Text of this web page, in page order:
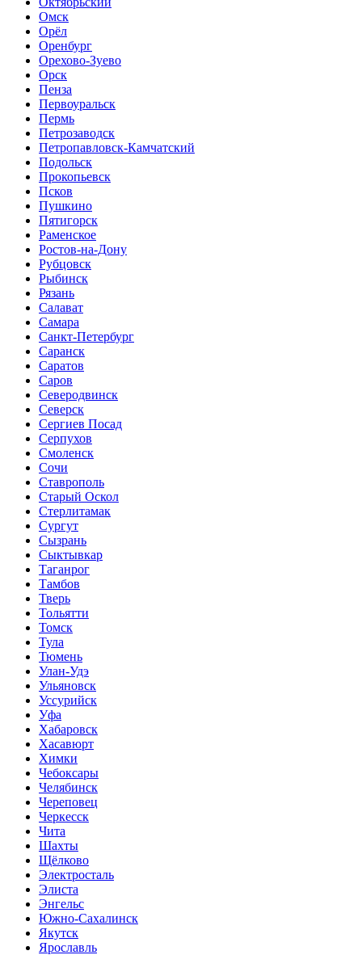
Омск
Орёл
Оренбург
Орехово-Зуево
Орск
Пенза
Первоуральск
Пермь
Петрозаводск
Петропавловск-Камчатский
Подольск
Прокопьевск
Псков
Пушкино
Пятигорск
Раменское
Ростов-на-Дону
Рубцовск
Рыбинск
Рязань
Салават
Самара
Санкт-Петербург
Саранск
Саратов
Саров
Северодвинск
Северск
Сергиев Посад
Серпухов
Смоленск
Сочи
Ставрополь
Старый Оскол
Стерлитамак
Сургут
Сызрань
Сыктывкар
Таганрог
Тамбов
Тверь
Тольятти
Томск
Тула
Тюмень
Улан-Удэ
Ульяновск
Уссурийск
Уфа
Хабаровск
Хасавюрт
Химки
Чебоксары
Челябинск
Череповец
Черкесск
Чита
Шахты
Щёлково
Электросталь
Элиста
Энгельс
Южно-Сахалинск
Якутск
Ярославль